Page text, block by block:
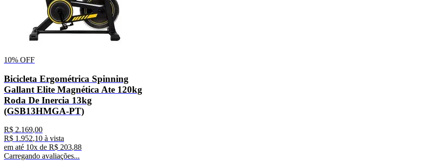
10% OFF
Bicicleta Ergométrica Spinning
Gallant Elite Magnética Ate 120kg
Roda De Inercia 13kg
(GSB13HMGA-PT)
R$ 2.169,00
R$ 1.952,10 à vista
em até 10x de R$ 203,88
Carregando avaliações...